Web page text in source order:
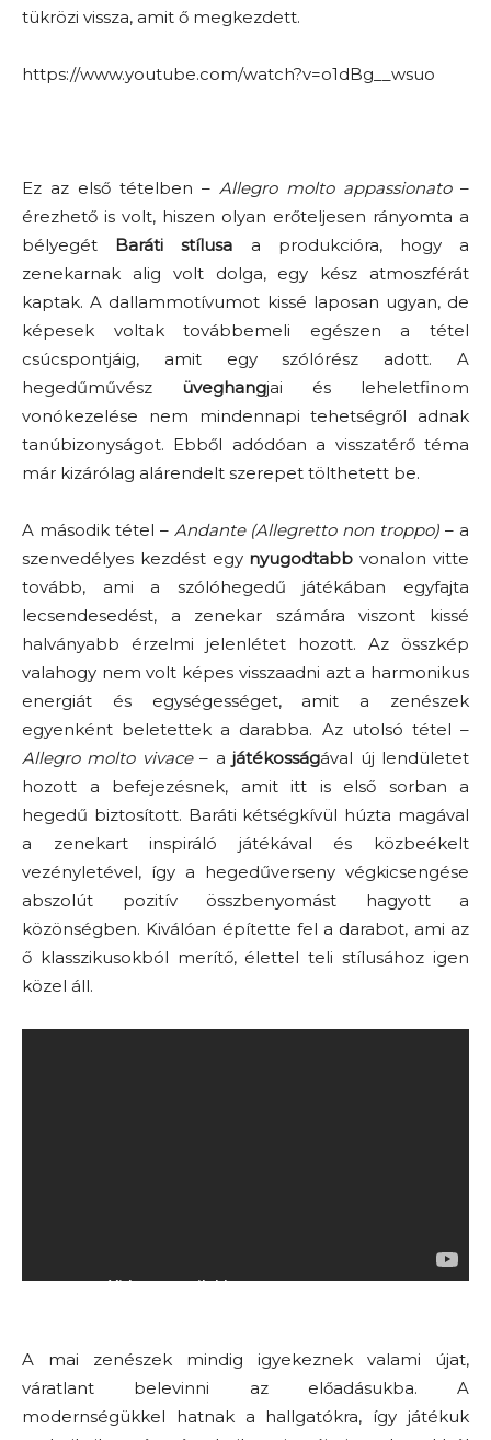
tükrözi vissza, amit ő megkezdett.
https://www.youtube.com/watch?v=o1dBg__wsuo
Ez az első tételben – Allegro molto appassionato–
érezhető is volt, hiszen olyan erőteljesen rányomta a
bélyegét Baráti stílusa a produkcióra, hogy a
zenekarnak alig volt dolga, egy kész atmoszférát
kaptak. A dallammotívumot kissé laposan ugyan, de
képesek voltak továbbemeli egészen a tétel
csúcspontjáig, amit egy szólórész adott. A
hegedűművész üveghangjai és leheletfinom
vonókezelése nem mindennapi tehetségről adnak
tanúbizonyságot. Ebből adódóan a visszatérő téma
már kizárólag alárendelt szerepet tölthetett be.
A második tétel – Andante (Allegretto non troppo) – a
szenvedélyes kezdést egy nyugodtabb vonalon vitte
tovább, ami a szólóhegedű játékában egyfajta
lecsendesedést, a zenekar számára viszont kissé
halványabb érzelmi jelenlétet hozott. Az összkép
valahogy nem volt képes visszaadni azt a harmonikus
energiát és egységességet, amit a zenészek
egyenként beletettek a darabba. Az utolsó tétel –
Allegro molto vivace– ajátékosságával új lendületet
hozott a befejezésnek, amit itt is első sorban a
hegedű biztosított. Baráti kétségkívül húzta magával
a zenekart inspiráló játékával és közbeékelt
vezényletével, így a hegedűverseny végkicsengése
abszolút pozitív összbenyomást hagyott a
közönségben. Kiválóan építette fel a darabot, ami az
ő klasszikusokból merítő, élettel teli stílusához igen
közel áll.
A mai zenészek mindig igyekeznek valami újat,
váratlant belevinni az előadásukba. A
modernségükkel hatnak a hallgatókra, így játékuk